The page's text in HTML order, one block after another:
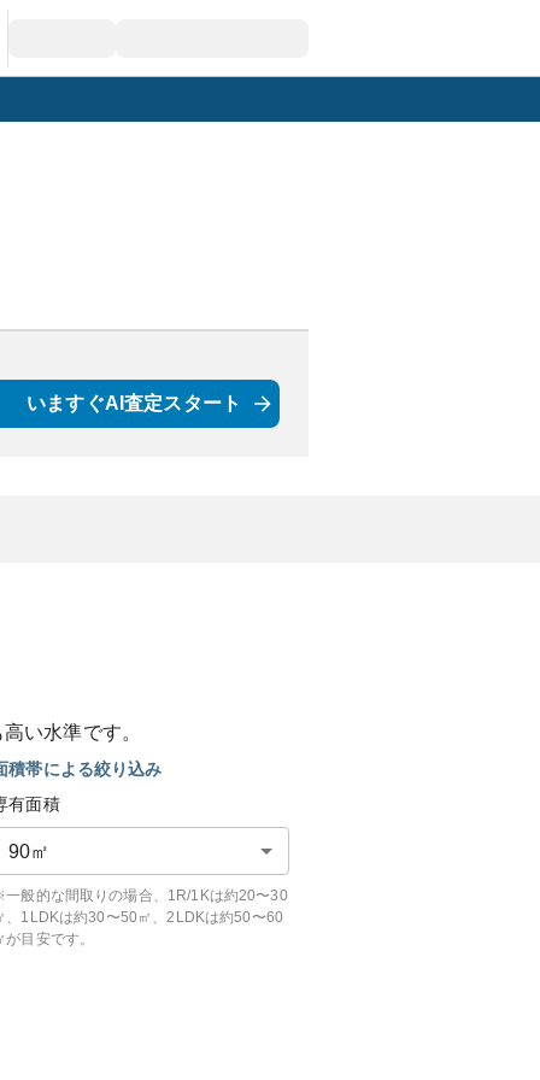
いますぐAI査定スタート
高い水準です。
積帯による絞り込み
有面積
90㎡
般的な間取りの場合、1R/1Kは約20〜30
、1LDKは約30〜50㎡、2LDKは約50〜60
が目安です。